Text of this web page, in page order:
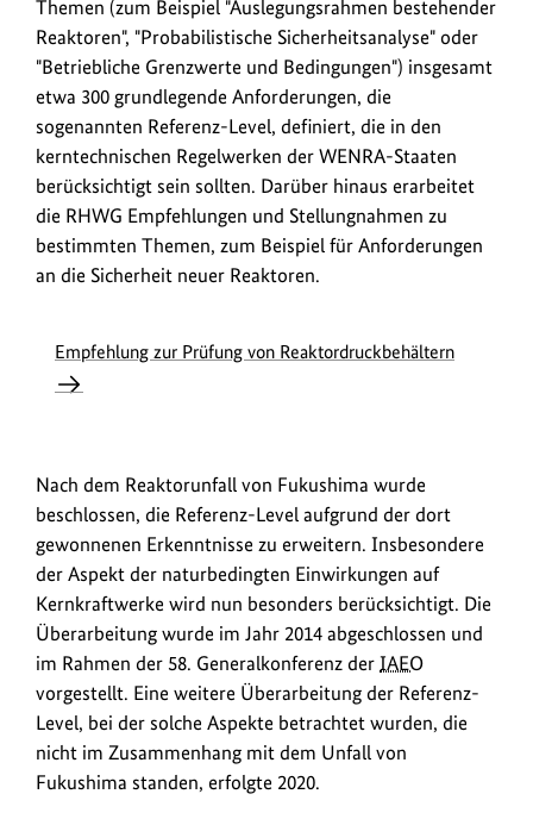
Themen (zum Beispiel "Auslegungsrahmen bestehender
Reaktoren", "Probabilistische Sicherheitsanalyse" oder
"Betriebliche Grenzwerte und Bedingungen") insgesamt
etwa 300 grundlegende Anforderungen, die
sogenannten Referenz-Level, definiert, die in den
kerntechnischen Regelwerken der WENRA-Staaten
berücksichtigt sein sollten. Darüber hinaus erarbeitet
die RHWG Empfehlungen und Stellungnahmen zu
bestimmten Themen, zum Beispiel für Anforderungen
an die Sicherheit neuer Reaktoren.
Empfehlung zur Prüfung von Reaktordruckbehältern
Nach dem Reaktorunfall von Fukushima wurde
beschlossen, die Referenz-Level aufgrund der dort
gewonnenen Erkenntnisse zu erweitern. Insbesondere
der Aspekt der naturbedingten Einwirkungen auf
Kernkraftwerke wird nun besonders berücksichtigt. Die
Überarbeitung wurde im Jahr 2014 abgeschlossen und
im Rahmen der 58. Generalkonferenz der IAEO
vorgestellt. Eine weitere Überarbeitung der Referenz-
Level, bei der solche Aspekte betrachtet wurden, die
nicht im Zusammenhang mit dem Unfall von
Fukushima standen, erfolgte 2020.